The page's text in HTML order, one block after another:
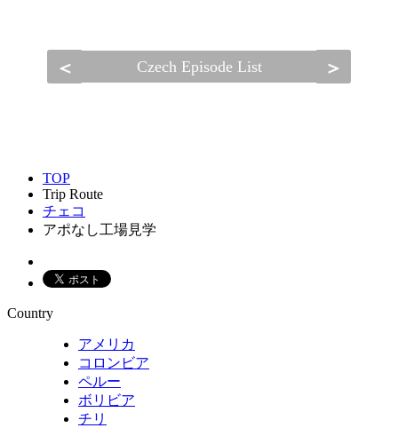
＜ Czech Episode List ＞
TOP
Trip Route
チェコ
アポなし工場見学
Country
アメリカ
コロンビア
ペルー
ボリビア
チリ